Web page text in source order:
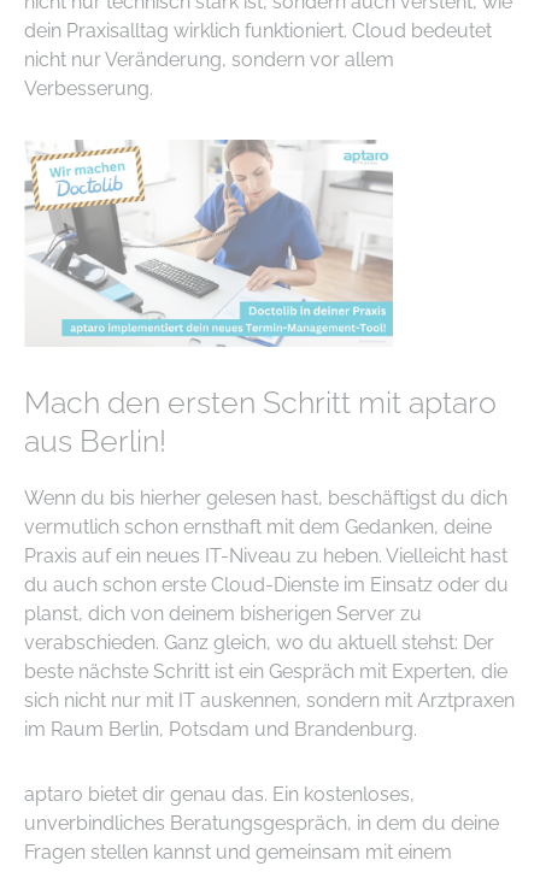
dein Praxisalltag wirklich funktioniert. Cloud bedeutet
nicht nur Veränderung, sondern vor allem
Verbesserung.
Mach den ersten Schritt mit aptaro
aus Berlin!
Wenn du bis hierher gelesen hast, beschäftigst du dich
vermutlich schon ernsthaft mit dem Gedanken, deine
Praxis auf ein neues IT-Niveau zu heben. Vielleicht hast
du auch schon erste Cloud-Dienste im Einsatz oder du
planst, dich von deinem bisherigen Server zu
verabschieden. Ganz gleich, wo du aktuell stehst: Der
beste nächste Schritt ist ein Gespräch mit Experten, die
sich nicht nur mit IT auskennen, sondern mit Arztpraxen
im Raum Berlin, Potsdam und Brandenburg.
aptaro bietet dir genau das. Ein kostenloses,
unverbindliches Beratungsgespräch, in dem du deine
Fragen stellen kannst und gemeinsam mit einem